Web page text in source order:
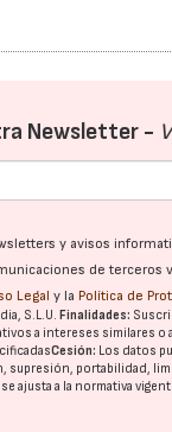
Newsletter -
y avisos
de terceros
Legal y la Política de
S.L.U.Finalidades:
a intereses similares o
Cesión: Los datos
portabilidad,
ajusta a la normativa